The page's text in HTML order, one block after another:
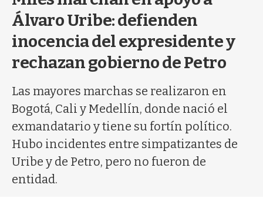
Álvaro Uribe: defienden
inocencia del expresidente y
rechazan gobierno de Petro
Las mayores marchas se realizaron en
Bogotá, Cali y Medellín, donde nació el
exmandatario y tiene su fortín político.
Hubo incidentes entre simpatizantes de
Uribe y de Petro, pero no fueron de
entidad.